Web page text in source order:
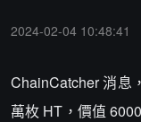
2024-02-04 10:48:41
ChainCatcher 消息
萬枚 HT，價值